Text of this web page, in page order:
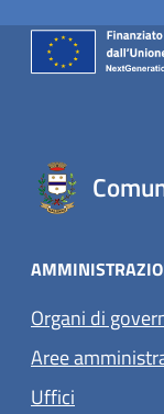
Organi di
Aree
Uffici